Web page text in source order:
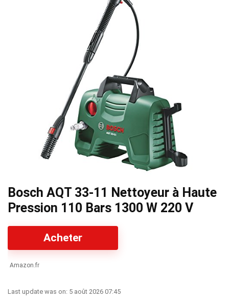
Bosch AQT 33-11 Nettoyeur à Haute
Pression 110 Bars 1300 W 220 V
Acheter
Amazon.fr
Last update was on: 5 août 2026 07:45